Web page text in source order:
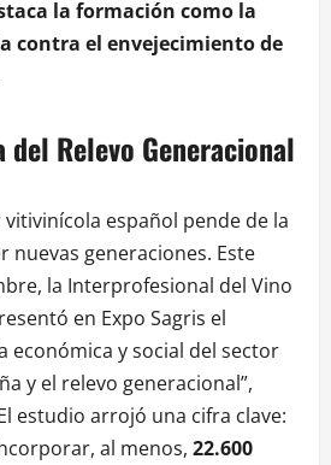
la formación como la
contra el envejecimiento de
Relevo Generacional
español pende de la
nuevas generaciones. Este
la Interprofesional del Vino
en Expo Sagris el
económica y social del sector
y el relevo generacional”,
estudio arrojó una cifra clave:
al menos, 22.600